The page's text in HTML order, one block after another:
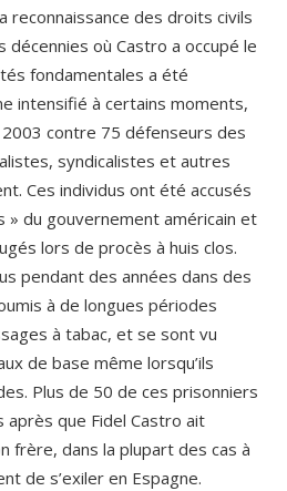
reconnaissance des droits civils
où Castro a occupé le
fondamentales a été
intensifié à certains moments,
contre 75 défenseurs des
syndicalistes et autres
Ces individus ont été accusés
» du gouvernement américain et
lors de procès à huis clos.
pendant des années dans des
à de longues périodes
à tabac, et se sont vu
de base même lorsqu’ils
Plus de 50 de ces prisonniers
que Fidel Castro ait
frère, dans la plupart des cas à
de s’exiler en Espagne.